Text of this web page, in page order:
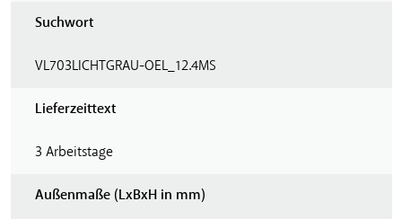
Suchwort
VL703LICHTGRAU-OEL_12.4MS
Lieferzeittext
3 Arbeitstage
Außenmaße (LxBxH in mm)